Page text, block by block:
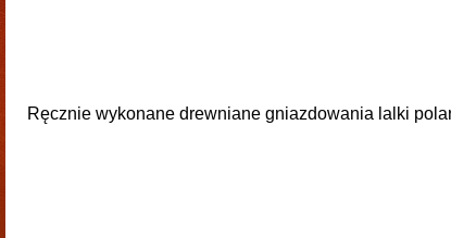
Ręcznie wykonane drewniane gniazdowania lalki